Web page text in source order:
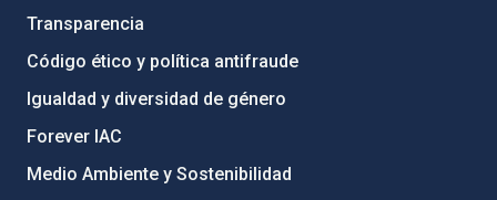
Transparencia
Código ético y política antifraude
Igualdad y diversidad de género
Forever IAC
Medio Ambiente y Sostenibilidad